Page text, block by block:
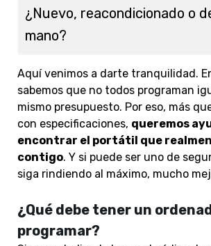
¿Nuevo, reacondicionado o
mano?
Aquí venimos a darte tranquilidad.
sabemos que no todos programan
mismo presupuesto. Por eso, más
con especificaciones, queremos
encontrar el portátil que
contigo. Y si puede ser uno de
siga rindiendo al máximo, mucho
¿Qué debe tener un
programar?